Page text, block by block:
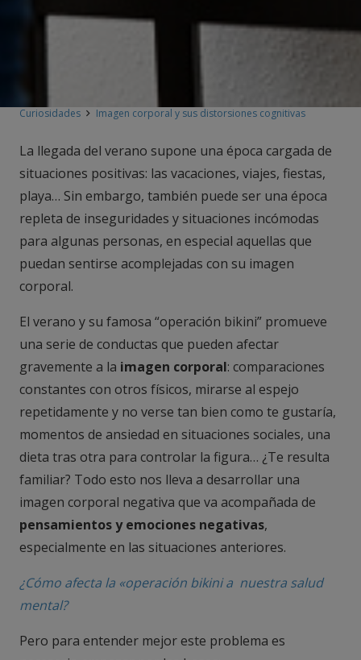
Curiosidades Imagen corporal y sus distorsiones cognitivas
La llegada del verano supone una época cargada de
situaciones positivas: las vacaciones, viajes, fiestas,
playa… Sin embargo, también puede ser una época
repleta de inseguridades y situaciones incómodas
para algunas personas, en especial aquellas que
puedan sentirse acomplejadas con su imagen
corporal.
El verano y su famosa “operación bikini” promueve
una serie de conductas que pueden afectar
gravemente a la imagen corporal: comparaciones
constantes con otros físicos, mirarse al espejo
repetidamente y no verse tan bien como te gustaría,
momentos de ansiedad en situaciones sociales, una
dieta tras otra para controlar la figura… ¿Te resulta
familiar? Todo esto nos lleva a desarrollar una
imagen corporal negativa que va acompañada de
pensamientos y emociones negativas,
especialmente en las situaciones anteriores.
¿Cómo afecta la «operación bikini a nuestra salud
mental?
Pero para entender mejor este problema es